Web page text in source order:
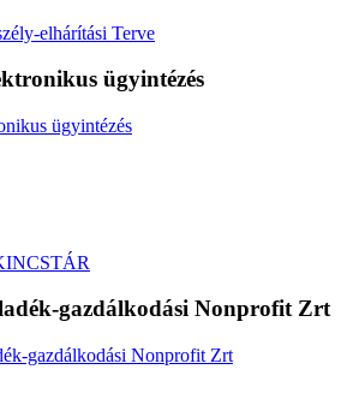
ügyintézés
gazdálkodási Nonprofit Zrt